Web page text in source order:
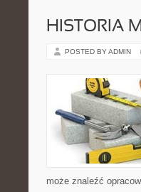
HISTORIA
POSTED BY ADMIN
może znaleźć